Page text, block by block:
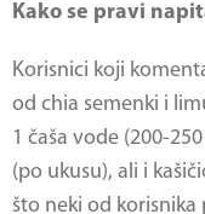
Kako se pravi
Korisnici koji
od chia semenki i
1 čaša vode (200-
(po ukusu), ali i
što neki od korisnika